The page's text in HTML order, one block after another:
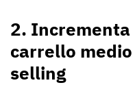
2.
carrello
selling